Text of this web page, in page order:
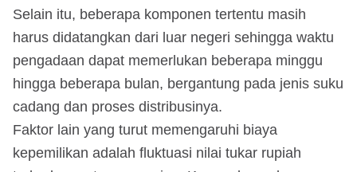
Selain itu, beberapa komponen tertentu masih
harus didatangkan dari luar negeri sehingga waktu
pengadaan dapat memerlukan beberapa minggu
hingga beberapa bulan, bergantung pada jenis suku
cadang dan proses distribusinya.
Faktor lain yang turut memengaruhi biaya
kepemilikan adalah fluktuasi nilai tukar rupiah